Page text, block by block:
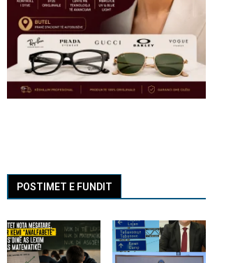
POSTIMET E FUNDIT